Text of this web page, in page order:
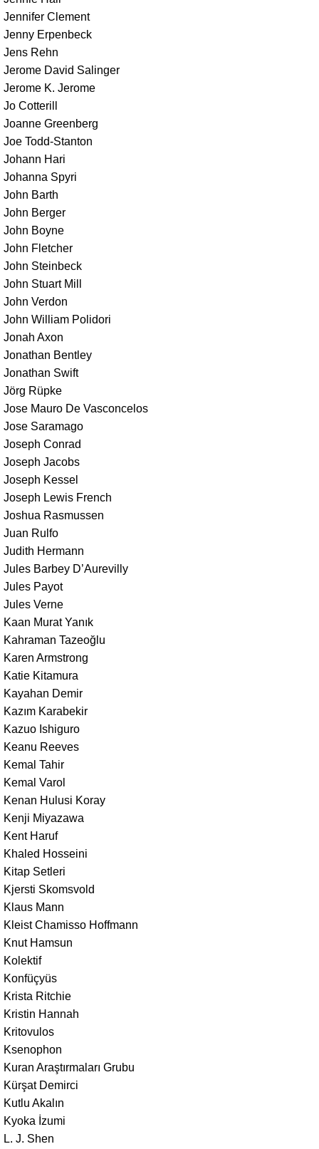
Jennifer Clement
Jenny Erpenbeck
Jens Rehn
Jerome David Salinger
Jerome K. Jerome
Jo Cotterill
Joanne Greenberg
Joe Todd-Stanton
Johann Hari
Johanna Spyri
John Barth
John Berger
John Boyne
John Fletcher
John Steinbeck
John Stuart Mill
John Verdon
John William Polidori
Jonah Axon
Jonathan Bentley
Jonathan Swift
Jörg Rüpke
Jose Mauro De Vasconcelos
Jose Saramago
Joseph Conrad
Joseph Jacobs
Joseph Kessel
Joseph Lewis French
Joshua Rasmussen
Juan Rulfo
Judith Hermann
Jules Barbey D’Aurevilly
Jules Payot
Jules Verne
Kaan Murat Yanık
Kahraman Tazeoğlu
Karen Armstrong
Katie Kitamura
Kayahan Demir
Kazım Karabekir
Kazuo Ishiguro
Keanu Reeves
Kemal Tahir
Kemal Varol
Kenan Hulusi Koray
Kenji Miyazawa
Kent Haruf
Khaled Hosseini
Kitap Setleri
Kjersti Skomsvold
Klaus Mann
Kleist Chamisso Hoffmann
Knut Hamsun
Kolektif
Konfüçyüs
Krista Ritchie
Kristin Hannah
Kritovulos
Ksenophon
Kuran Araştırmaları Grubu
Kürşat Demirci
Kutlu Akalın
Kyoka İzumi
L. J. Shen